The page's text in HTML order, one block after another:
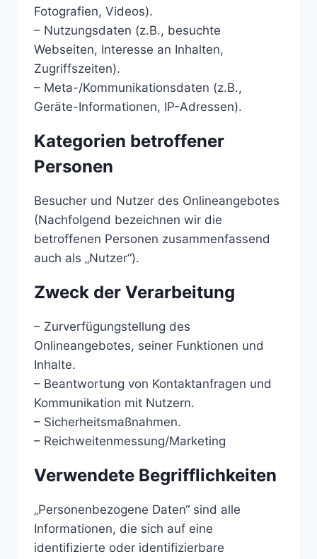
Fotografien, Videos).
– Nutzungsdaten (z.B., besuchte
Webseiten, Interesse an Inhalten,
Zugriffszeiten).
– Meta-/Kommunikationsdaten (z.B.,
Geräte-Informationen, IP-Adressen).
Kategorien betroffener
Personen
Besucher und Nutzer des Onlineangebotes
(Nachfolgend bezeichnen wir die
betroffenen Personen zusammenfassend
auch als „Nutzer“).
Zweck der Verarbeitung
– Zurverfügungstellung des
Onlineangebotes, seiner Funktionen und
Inhalte.
– Beantwortung von Kontaktanfragen und
Kommunikation mit Nutzern.
– Sicherheitsmaßnahmen.
– Reichweitenmessung/Marketing
Verwendete Begrifflichkeiten
„Personenbezogene Daten“ sind alle
Informationen, die sich auf eine
identifizierte oder identifizierbare